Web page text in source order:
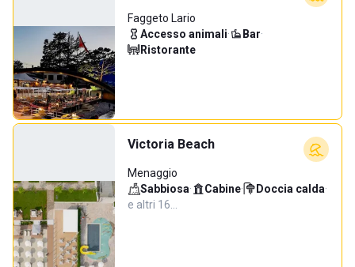
Faggeto Lario
Accesso animali· Bar·
Ristorante
Victoria Beach
Menaggio
Sabbiosa· Cabine· Doccia calda·
e altri 16…